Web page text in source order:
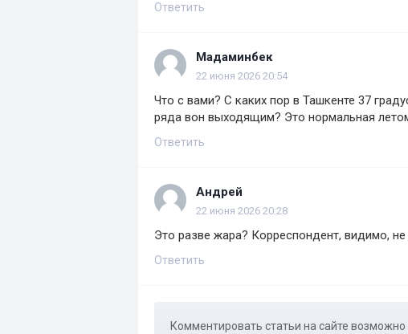
Ответить
Мадаминбек
22 июня 2026 20:54
Что с вами? С каких пор в Ташкенте 37
ряда вон выходящим? Это нормальная
Ответить
Андрей
22 июня 2026 20:28
Это разве жара? Корреспондент, видимо, не
Ответить
Комментировать статьи на сайте возможно